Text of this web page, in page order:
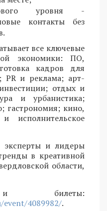
уровня -
контакты без
все ключевые
экономики: ПО,
кадров для
PR и реклама; арт-
отдых и
и урбанистика;
гастрономия; кино,
исполнительское
эксперты и лидеры
в креативной
области,
и билеты:
4089982/.